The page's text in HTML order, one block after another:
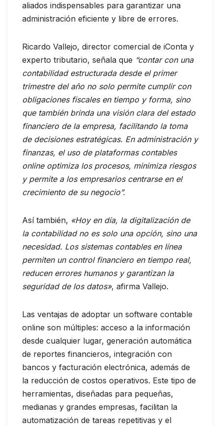
aliados indispensables para garantizar una
administración eficiente y libre de errores.
Ricardo Vallejo, director comercial de iConta y
experto tributario, señala que “contar con una
contabilidad estructurada desde el primer
trimestre del año no solo permite cumplir con
obligaciones fiscales en tiempo y forma, sino
que también brinda una visión clara del estado
financiero de la empresa, facilitando la toma
de decisiones estratégicas. En administración y
finanzas, el uso de plataformas contables
online optimiza los procesos, minimiza riesgos
y permite a los empresarios centrarse en el
crecimiento de su negocio”.
Así también, «Hoy en día, la digitalización de
la contabilidad no es solo una opción, sino una
necesidad. Los sistemas contables en línea
permiten un control financiero en tiempo real,
reducen errores humanos y garantizan la
seguridad de los datos», afirma Vallejo.
Las ventajas de adoptar un software contable
online son múltiples: acceso a la información
desde cualquier lugar, generación automática
de reportes financieros, integración con
bancos y facturación electrónica, además de
la reducción de costos operativos. Este tipo de
herramientas, diseñadas para pequeñas,
medianas y grandes empresas, facilitan la
automatización de tareas repetitivas y el